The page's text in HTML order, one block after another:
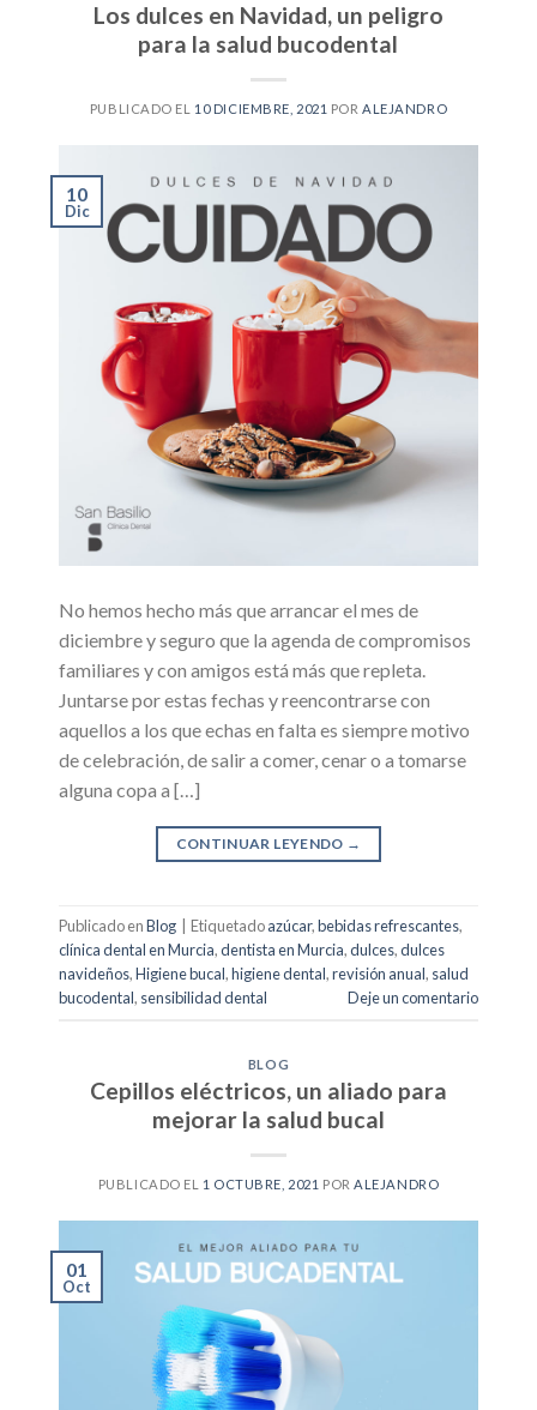
Los dulces en Navidad, un peligro
para la salud bucodental
PUBLICADO EL 10 DICIEMBRE, 2021 PORALEJANDRO
10
Dic
No hemos hecho más que arrancar el mes de
diciembre y seguro que la agenda de compromisos
familiares y con amigos está más que repleta.
Juntarse por estas fechas y reencontrarse con
aquellos a los que echas en falta es siempre motivo
de celebración, de salir a comer, cenar o a tomarse
alguna copa a […]
CONTINUAR LEYENDO →
Publicado enBlog Etiquetadoazúcar,bebidas refrescantes,
clínica dental en Murcia,dentista en Murcia,dulces,dulces
navideños,Higiene bucal,higiene dental,revisión anual, salud
bucodental, sensibilidad dental Deje un comentario
BLOG
Cepillos eléctricos, un aliado para
mejorar la salud bucal
PUBLICADO EL 1 OCTUBRE, 2021 PORALEJANDRO
01
Oct